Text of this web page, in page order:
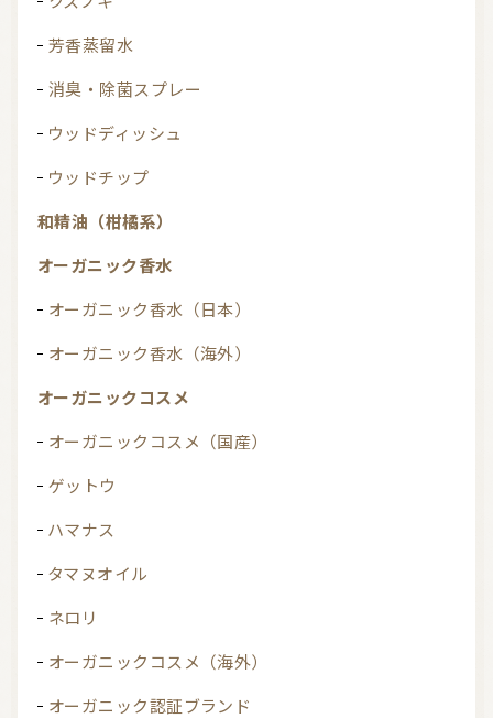
芳香蒸留水
消臭・除菌スプレー
ウッドディッシュ
ウッドチップ
和精油（柑橘系）
オーガニック香水
オーガニック香水（日本）
オーガニック香水（海外）
オーガニックコスメ
オーガニックコスメ（国産）
ゲットウ
ハマナス
タマヌオイル
ネロリ
オーガニックコスメ（海外）
オーガニック認証ブランド